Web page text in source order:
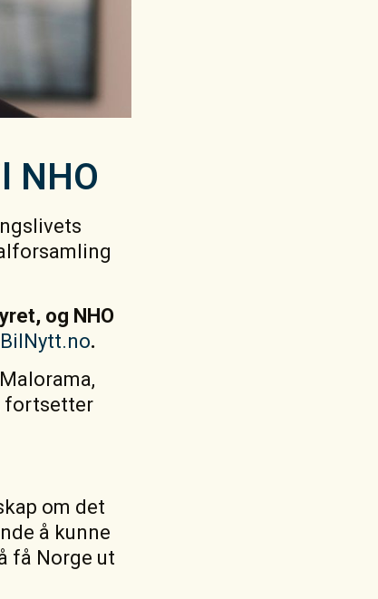
NHO
og NHO
BilNytt.no.
fortsetter
om det
å kunne
få Norge ut